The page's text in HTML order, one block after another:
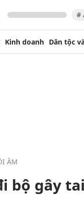
#
Kinh doanh Dân tộc
ÂM
bộ gây